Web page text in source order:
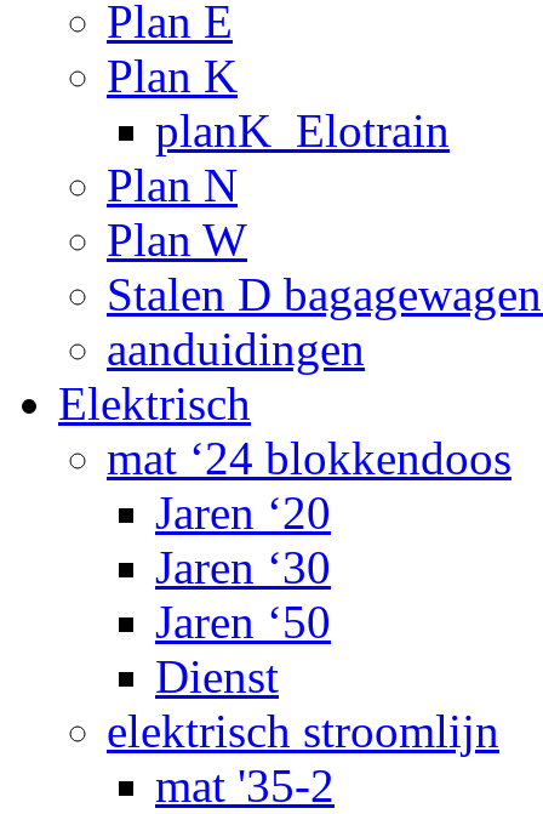
Plan E
Plan K
planK_Elotrain
Plan N
Plan W
Stalen D
aanduidingen
Elektrisch
mat ‘24 blokkendoos
Jaren ‘20
Jaren ‘30
Jaren ‘50
Dienst
elektrisch stroomlijn
mat '35-2